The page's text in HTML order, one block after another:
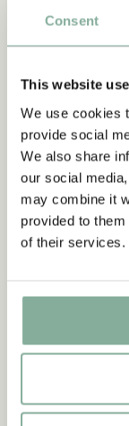
Consent
This website
We use cookies
provide social
We also share
our social
may combine it
provided to
of their services.
„Wer
aus
DIE
NEU